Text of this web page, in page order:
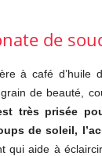
de
à café d’huile
de beauté,
très prisée
de soleil,
qui aide à